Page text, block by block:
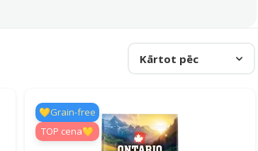
Kārtot pēc
💛Grain-free
TOP cena💛